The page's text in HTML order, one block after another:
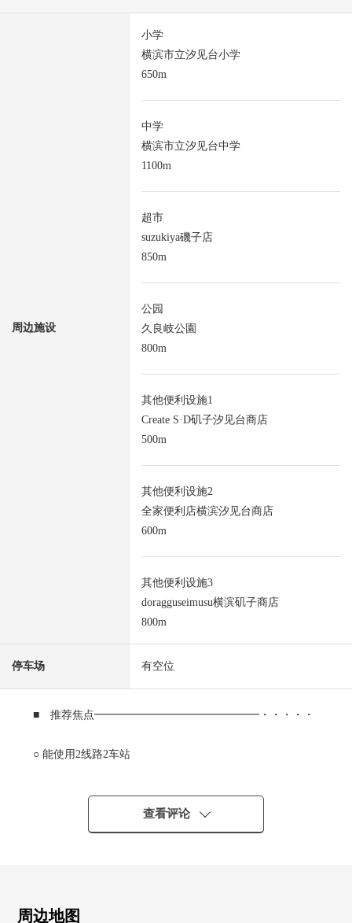
周边施设
小学
横滨市立汐见台小学
650m
中学
横滨市立汐见台中学
1100m
超市
suzukiya磯子店
850m
公园
久良岐公園
800m
其他便利设施1
Create S·D矶子汐见台商店
500m
其他便利设施2
全家便利店横滨汐见台商店
600m
其他便利设施3
doragguseimusu横滨矶子商店
800m
停车场 有空位
■ 推荐焦点━━━━━━━━━━━━━━━・・・・・
○ 能使用2线路2车站
JR京浜东北线、根岸线"矶子"车站步行13分钟
○ 4层楼1楼部分实际使用面积约60.88平米的3DK
○ 能把住空間广泛地用于的墙帐单厨房
塌塌米日光浴室
查看评论
周边地图